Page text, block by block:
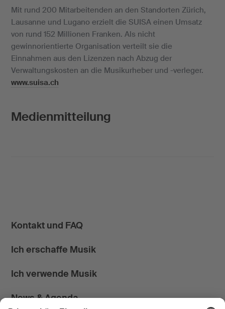
Mit rund 200 Mitarbeitenden an den Standorten Zürich,
Lausanne und Lugano erzielt die SUISA einen Umsatz
von rund 152 Millionen Franken. Als nicht
gewinnorientierte Organisation verteilt sie die
Einnahmen aus den Lizenzen nach Abzug der
Verwaltungskosten an die Musikurheber und -verleger.
www.suisa.ch
Medienmitteilung
Kontakt und FAQ
Ich erschaffe Musik
Ich verwende Musik
News & Agenda